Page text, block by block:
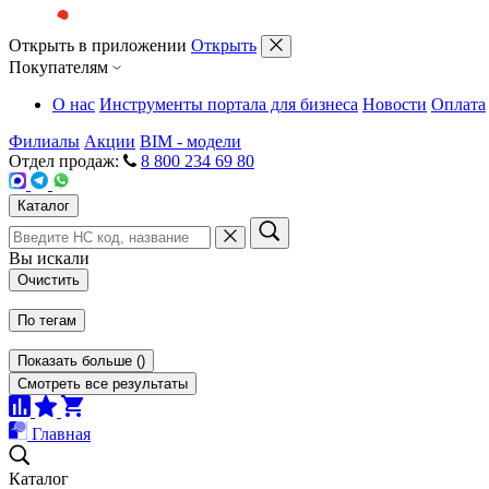
Открыть в приложении Открыть
Покупателям
О нас Инструменты портала для бизнеса Новости Оплата
Филиалы Акции BIM - модели
Отдел продаж:
8 800 234 69 80
Каталог
Вы искали
Очистить
По тегам
Показать больше ()
Смотреть все результаты
Главная
Каталог